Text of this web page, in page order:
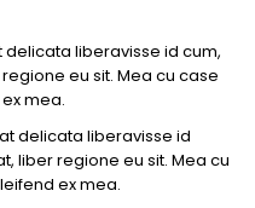
liberavisse id cum,
eu sit. Mea cu case
mea.
delicata liberavisse id
liber regione eu sit. Mea cu
ex mea.